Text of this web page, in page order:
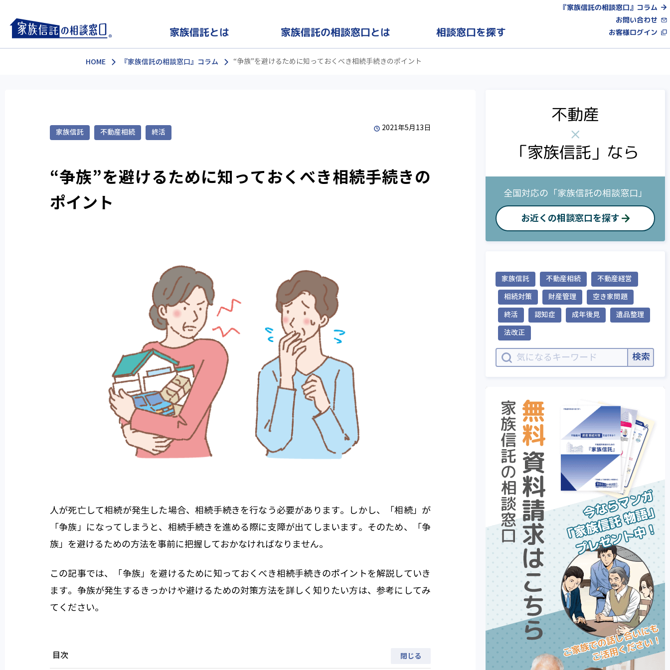
家族信託とは 家族信託の相談窓口とは 相談窓口を探す
『家族信託の相談窓口』コラム
お問い合わせ
お客様ログイン
HOME 『家族信託の相談窓口』コラム “争族”を避けるために知っておくべき相続手続きのポイント
家族信託 不動産相続 終活 2021年5月13日
“争族”を避けるために知っておくべき相続手続きの
ポイント
人が死亡して相続が発生した場合、相続手続きを行なう必要があります。しかし、「相続」が
「争族」になってしまうと、相続手続きを進める際に支障が出てしまいます。そのため、「争
族」を避けるための方法を事前に把握しておかなければなりません。
この記事では、「争族」を避けるために知っておくべき相続手続きのポイントを解説していき
ます。争族が発生するきっかけや避けるための対策方法を詳しく知りたい方は、参考にしてみ
てください。
目次
不動産
×
「家族信託」なら
全国対応の「家族信託の相談窓口」
お近くの相談窓口を探す
家族信託 不動産相続
不動産経営
相続対策
財産管理
空き家問題
終活
認知症 成年後見
遺品整理
法改正